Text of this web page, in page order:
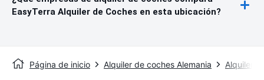
EasyTerra Alquiler de Coches en esta ubicación?
Página de inicio Alquiler de coches Alemania Alquiler